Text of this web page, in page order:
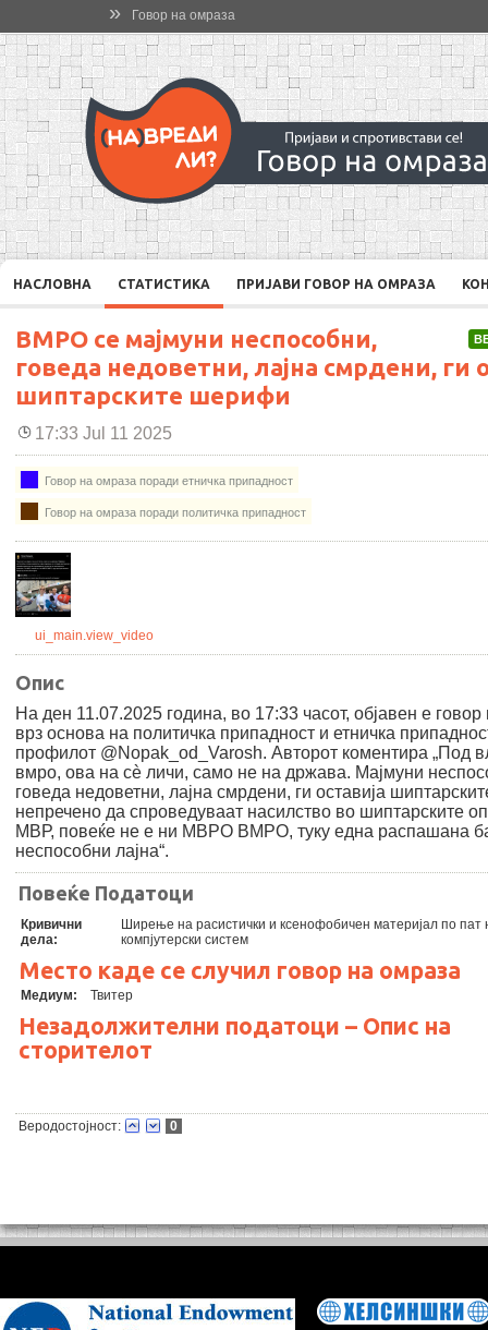
» Говор на омраза
НАСЛОВНА СТАТИСТИКА ПРИЈАВИ ГОВОР НА ОМРАЗА
ВМРО се мајмуни неспособни,
говеда недоветни, лајна смрдени, ги
шиптарските шерифи
17:33 Jul 11 2025
Говор на омраза поради етничка припадност
Говор на омраза поради политичка припадност
ui_main.view_video
Опис
На ден 11.07.2025 година, во 17:33 часот, објавен е
врз основа на политичка припадност и етничка
профилот @Nopak_od_Varosh. Авторот коментира „Под
вмро, ова на сè личи, само не на држава. Мајмуни
говеда недоветни, лајна смрдени, ги оставија
непречено да спроведуваат насилство во шиптарските
МВР, повеќе не е ни МВРО ВМРО, туку една распашана
неспособни лајна“.
Повеќе Податоци
Кривични
дела:
Ширење на расистички и ксенофобичен материјал по пат
компјутерски систем
Место каде се случил говор на омраза
Медиум: Твитер
Незадолжителни податоци – Опис на
сторителот
Веродостојност: 0